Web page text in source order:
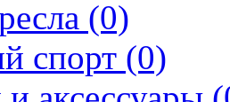
(0)
спорт (0)